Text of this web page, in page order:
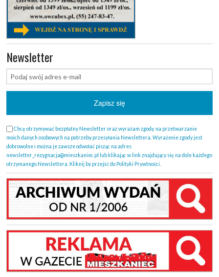
Newsletter
Chcę otrzymywać bezpłatny Newsletter oraz wyrażam zgodę na przetwarzanie
moich danych osobowych na potrzeby przesyłania Newslettera. Wyrażenie zgody jest
dobrowolne i można je zawsze odwołać pisząc na adres
newsletter_rezygnacja@mieszkaniec.pl lub klikając w link znajdujący się na dole każdego
otrzymanego Newslettera. Kliknij by przejść do Polityki Prywtności.